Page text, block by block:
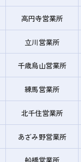
高円寺営業所
立川営業所
千歳烏山営業所
練馬営業所
北千住営業所
あざみ野営業所